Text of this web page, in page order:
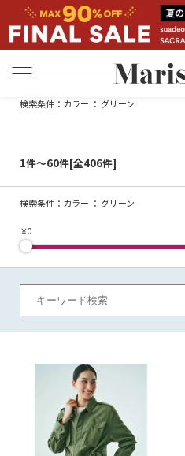
検索条件： カラー ： グリーン
1件～60件[全406件]
検索条件： カラー ： グリーン
￥0